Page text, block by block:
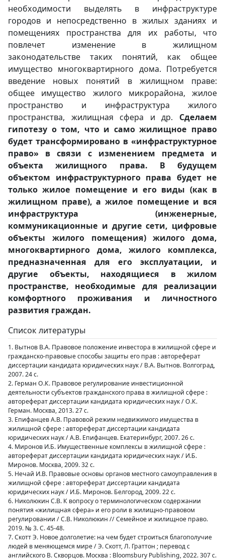
необходимости выделять в инфраструктуре
городов и непосредственно в жилых зданиях и
помещениях пространства для их работы, что
повлечет изменение в жилищном
законодательстве таких понятий, как общее
имущество многоквартирного дома. Потребуется
введение новых понятий в жилищном праве:
общее имущество жилого микрорайона, жилое
пространство и инфраструктура жилого
пространства, жилищная сфера и др. Сделаем
гипотезу о том, что и само жилищное право
будет трансформировано в «инфраструктурное
право» в связи с изменением предмета и
объекта жилищного права. В будущем
объектом инфраструктурного права будет не
только жилое помещение и его виды (как в
жилищном праве), а жилое помещение и вся
инфраструктура (инженерные,
коммуникационные и другие сети, цифровые
объекты жилого помещения) жилого дома,
многоквартирного дома, жилого комплекса,
предназначенная для его эксплуатации, и
другие объекты, находящиеся в жилом
пространстве, необходимые для реализации
комфортного проживания и личностного
развития граждан.
Список литературы
1. Вытнов В.А. Правовое положение инвестора в жилищной сфере и
гражданско-правовые способы защиты его прав : автореферат
диссертации кандидата юридических наук / В.А. Вытнов. Волгоград,
2007. 24 с.
2. Герман О.К. Правовое регулирование инвестиционной
деятельности субъектов гражданского права в жилищной сфере :
автореферат диссертации кандидата юридических наук / О.К.
Герман. Москва, 2013. 27 с.
3. Епифанцев А.В. Правовой режим недвижимого имущества в
жилищной сфере : автореферат диссертации кандидата
юридических наук / А.В. Епифанцев. Екатеринбург, 2007. 26 с.
4. Миронов И.Б. Имущественные комплексы в жилищной сфере :
автореферат диссертации кандидата юридических наук / И.Б.
Миронов. Москва, 2009. 32 с.
5. Нечай И.В. Правовые основы органов местного самоуправления в
жилищной сфере : автореферат диссертации кандидата
юридических наук / И.Б. Миронов. Белгород, 2009. 22 с.
6. Николюкин С.В. К вопросу о терминологическом содержании
понятия «жилищная сфера» и его роли в жилищно-правовом
регулировании / С.В. Николюкин // Семейное и жилищное право.
2019. № 3. С. 45-48.
7. Скотт Э. Новое долголетие: на чем будет строиться благополучие
людей в меняющемся мире / Э. Скотт, Л. Граттон ; перевод с
английского В. Скворцов. Москва : Bloomsbury Publishing, 2022. 307 с.